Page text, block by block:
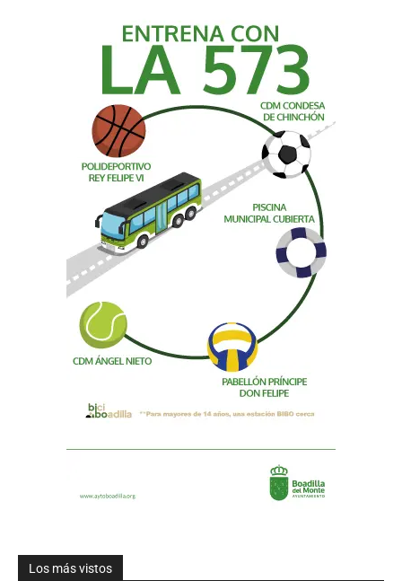
Los más vistos